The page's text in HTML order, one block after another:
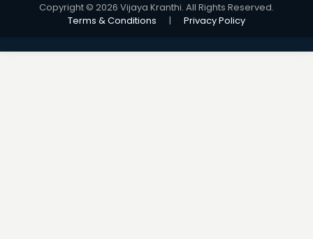
Copyright © 2026 Vijaya Kranthi. All Rights Reserved.
Terms & Conditions
| Privacy Policy